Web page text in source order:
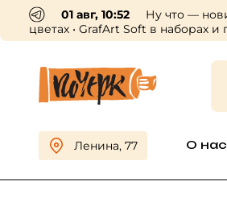
01 авг, 10:52
Ну что —
цветах • GrafArt Soft в наборах
Ленина, 77 О нас